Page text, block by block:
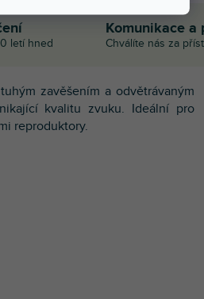
letí hned
Komunikace a
Chválíte nás za
zavěšením a odvětrávaným
kvalitu zvuku. Ideální pro
reproduktory.